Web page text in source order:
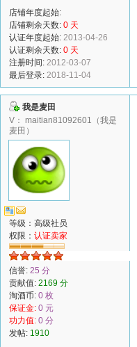
店铺年度起始:
店铺剩余天数: 0 天
认证年度起始: 2013-04-26
认证剩余天数: 0 天
注册时间: 2012-03-07
最后登录: 2018-11-04
我是麦田
V： maitian81092601（我是
麦田）
等级：高级社员
权限： 认证卖家
信誉: 25 分
贡献值: 2169 分
淘酒币: 0 枚
保证金: 0 元
功力值: 0 分
发帖: 1910